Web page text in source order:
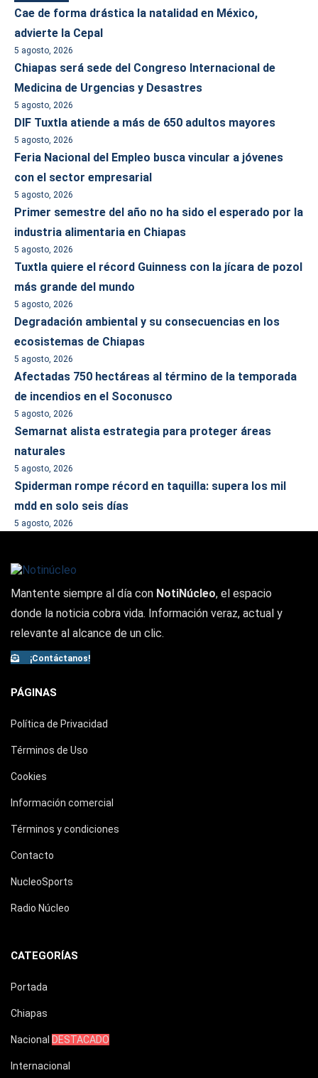
Cae de forma drástica la natalidad en México,
advierte la Cepal
5 agosto, 2026
Chiapas será sede del Congreso Internacional de
Medicina de Urgencias y Desastres
5 agosto, 2026
DIF Tuxtla atiende a más de 650 adultos mayores
5 agosto, 2026
Feria Nacional del Empleo busca vincular a jóvenes
con el sector empresarial
5 agosto, 2026
Primer semestre del año no ha sido el esperado por la
industria alimentaria en Chiapas
5 agosto, 2026
Tuxtla quiere el récord Guinness con la jícara de pozol
más grande del mundo
5 agosto, 2026
Degradación ambiental y su consecuencias en los
ecosistemas de Chiapas
5 agosto, 2026
Afectadas 750 hectáreas al término de la temporada
de incendios en el Soconusco
5 agosto, 2026
Semarnat alista estrategia para proteger áreas
naturales
5 agosto, 2026
Spiderman rompe récord en taquilla: supera los mil
mdd en solo seis días
5 agosto, 2026
Mantente siempre al día con NotiNúcleo, el espacio
donde la noticia cobra vida. Información veraz, actual y
relevante al alcance de un clic.
¡Contáctanos!
PÁGINAS
Política de Privacidad
Términos de Uso
Cookies
Información comercial
Términos y condiciones
Contacto
NucleoSports
Radio Núcleo
CATEGORÍAS
Portada
Chiapas
Nacional DESTACADO
Internacional